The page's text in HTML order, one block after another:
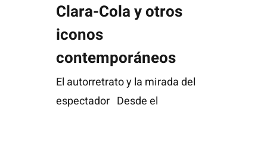
Clara-Cola y otros
iconos
contemporáneos
El autorretrato y la mirada del
espectador Desde el